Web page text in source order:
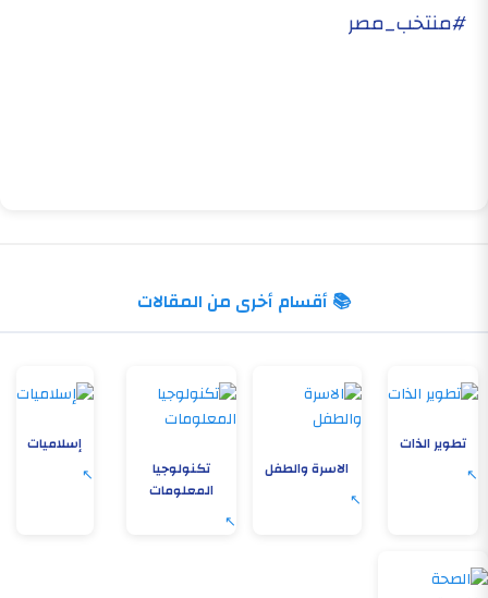
#منتخب_مصر
📚 أقسام أخرى من المقالات
تطوير الذات
الاسرة والطفل
تكنولوجيا
المعلومات
إسلاميات